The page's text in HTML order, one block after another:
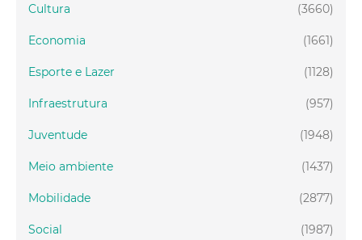
(3660)
Cultura
(1661)
Economia
(1128)
Esporte e Lazer
(957)
Infraestrutura
(1948)
Juventude
(1437)
Meio ambiente
(2877)
Mobilidade
(1987)
Social